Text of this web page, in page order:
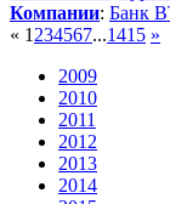
Компании: Банк
« 1 234567...1415 »
2009
2010
2011
2012
2013
2014